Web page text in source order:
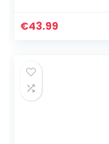
planken,
€43.99